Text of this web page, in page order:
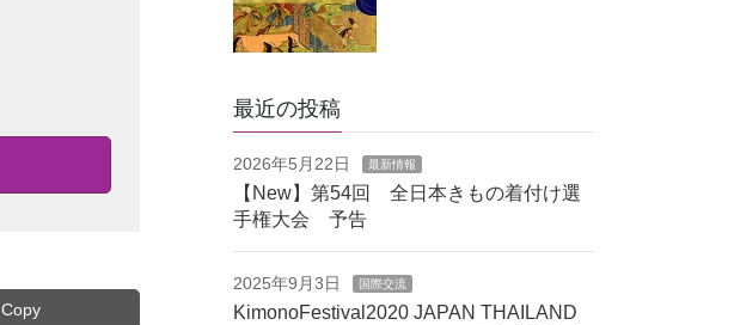
Copy
最近の投稿
2026年5月22日 最新情報
【New】第54回 全日本きもの着付け選
手権大会 予告
2025年9月3日 国際交流
KimonoFestival2020 JAPAN THAILAND